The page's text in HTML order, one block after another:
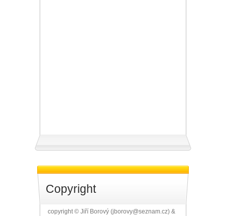
Copyright
copyright © Jiří Borový (jborovy@seznam.cz) &